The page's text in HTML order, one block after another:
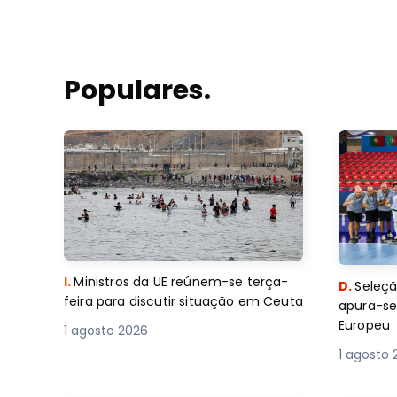
Populares.
I.Ministros da UE reúnem-se terça-
feira para discutir situação em Ceuta
1 agosto 2026
D.
apura-
Europeu
1 agosto